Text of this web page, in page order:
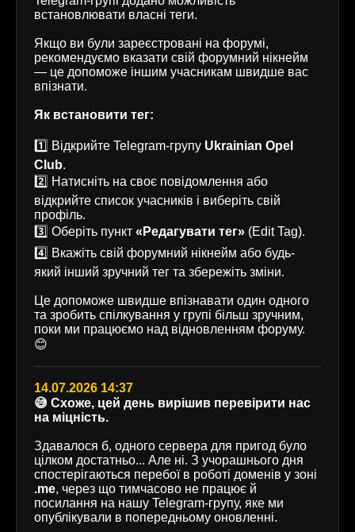
встановлювати власні теги.
Якщо ви були зареєстровані на форумі,
рекомендуємо вказати свій форумний нікнейм
— це допоможе іншим учасникам швидше вас
впізнати.
Як встановити тег:
1️⃣ Відкрийте Telegram-групу Ukrainian Opel
Club.
2️⃣ Натисніть на своє повідомлення або
відкрийте список учасників і виберіть свій
профіль.
3️⃣ Оберіть пункт «Редагувати тег» (Edit Tag).
4️⃣ Вкажіть свій форумний нікнейм або будь-
який інший зручний тег та збережіть зміни.
Це допоможе швидше впізнавати один одного
та зробить спілкування у групі більш зручним,
поки ми працюємо над відновленням форуму.
😊
14.07.2026 14:37
😅 Схоже, цей день вирішив перевірити нас
на міцність.
Здавалося б, одного сервера для пригод було
цілком достатньо... Але ні. З учорашнього дня
спостерігаються перебої в роботі доменів у зоні
.me, через що тимчасово не працює й
посилання на нашу Telegram-групу, яке ми
опублікували в попередньому оновленні.